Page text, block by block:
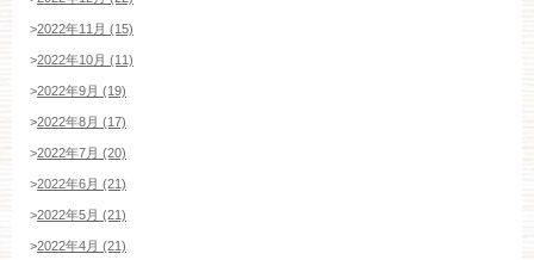
>2022年11月 (15)
>2022年10月 (11)
>2022年9月 (19)
>2022年8月 (17)
>2022年7月 (20)
>2022年6月 (21)
>2022年5月 (21)
>2022年4月 (21)
ブライダルフェア・見学ご希望のお客様